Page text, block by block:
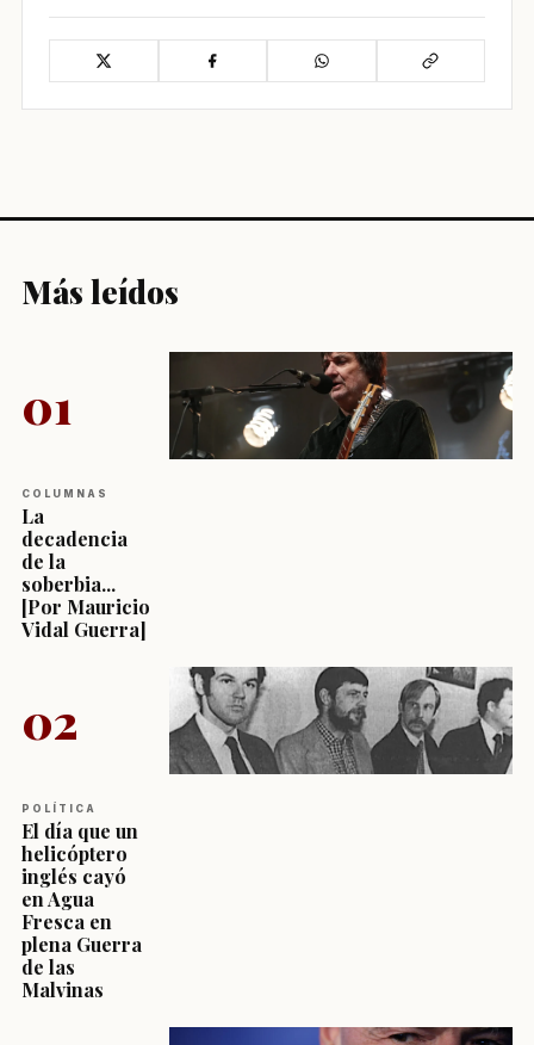
Más leídos
01
COLUMNAS
La
decadencia
de la
soberbia...
[Por Mauricio
Vidal Guerra]
02
POLÍTICA
El día que un
helicóptero
inglés cayó
en Agua
Fresca en
plena Guerra
de las
Malvinas